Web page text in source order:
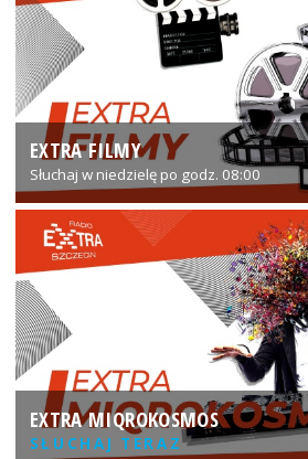
EXTRA FILMY
Słuchaj w niedzielę po godz. 08:00
EXTRA MIQROKOSMOS
SŁUCHAJ TERAZ